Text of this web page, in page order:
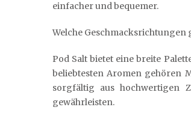
einfacher und bequemer.
Welche Geschmacksrichtungen
Pod Salt bietet eine breite
beliebtesten Aromen gehören
sorgfältig aus hochwertigen
gewährleisten.